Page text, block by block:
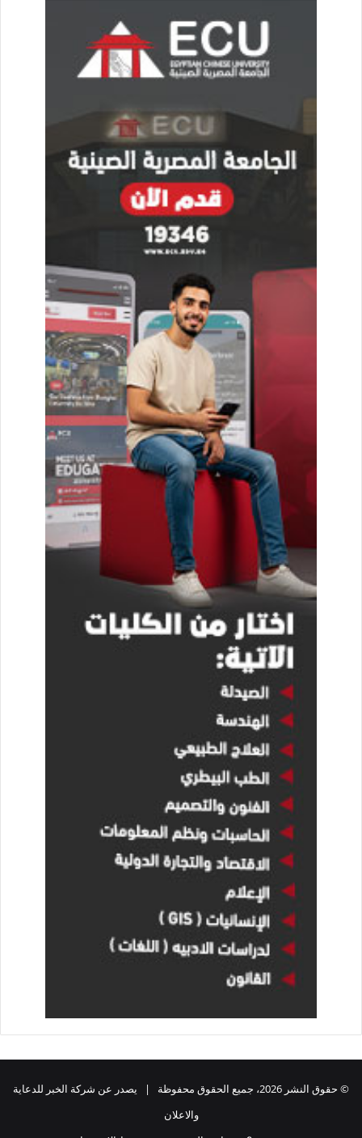
© حقوق النشر 2026، جميع الحقوق محفوظة | يصدر عن شركة الخبر للدعاية
والاعلان